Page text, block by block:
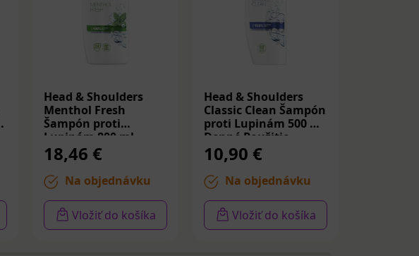
Head & Shoulders
Menthol Fresh
Šampón proti
Lupinám 800 ml
18,46 €
Na objednávku
Vložiť do košíka
Head & Shoulders
Classic Clean Šampón
proti Lupinám 500 ml
Denné Použitie
10,90 €
Na objednávku
Vložiť do košíka